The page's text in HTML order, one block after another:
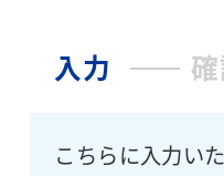
入力
こちらに入力い